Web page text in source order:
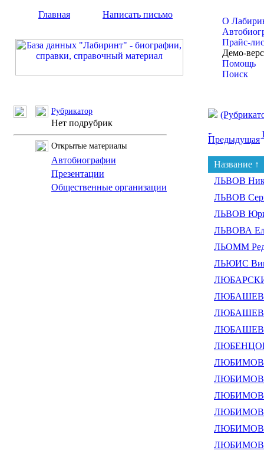
Главная Написать письмо
О
Прайс-
Демо-
Помощь
Поиск
Рубрикатор
Нет подрубрик
Открытые материалы
Автобиографии
Презентации
Общественные организации
Предыдущая
Название ↑
ЛЬВОВ
ЛЬВОВ
ЛЬВОВ
ЛЬВОВА
ЛЬОММ
ЛЬЮИС
ЛЮБЕНЦОВ
ЛЮБИМОВ
ЛЮБИМОВ
ЛЮБИМОВ
ЛЮБИМОВ
ЛЮБИМОВ
ЛЮБИМОВ